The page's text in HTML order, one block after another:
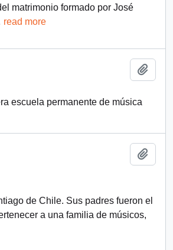
matrimonio formado por José
read more
escuela permanente de música
de Chile. Sus padres fueron el
a una familia de músicos,